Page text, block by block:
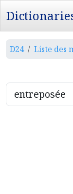
D24 Liste des